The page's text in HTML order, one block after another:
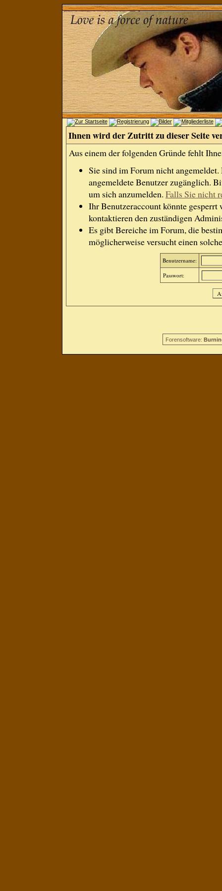
Ihnen wird der Zutritt zu dieser Seite
Aus einem der folgenden Gründe fehlt
Sie sind im Forum nicht
angemeldete Benutzer zugänglich.
um sich anzumelden. Falls Sie nicht
Ihr Benutzeraccount könnte gesperrt
kontaktieren den zuständigen
Es gibt Bereiche im Forum, die
möglicherweise versucht einen
Benutzername:
Passwort:
Forensoftware: